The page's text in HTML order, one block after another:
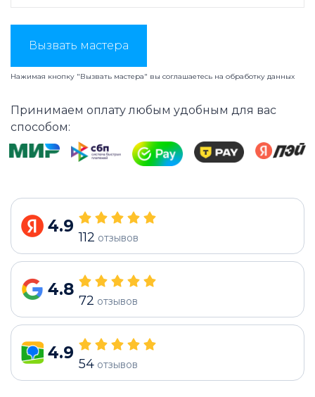
Вызвать мастера
Нажимая кнопку "Вызвать мастера" вы соглашаетесь на обработку данных
Принимаем оплату любым удобным для вас
способом:
4.9
112 отзывов
4.8
72 отзывов
4.9
54 отзывов